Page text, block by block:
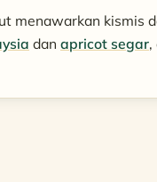
menawarkan kismis
dan apricot segar,